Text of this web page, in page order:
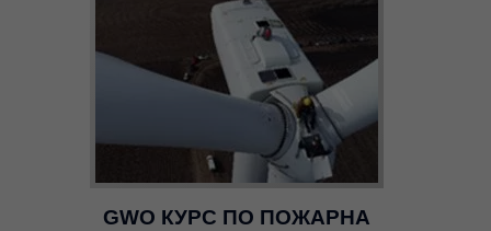
GWO КУРС ПО ПОЖАРНА